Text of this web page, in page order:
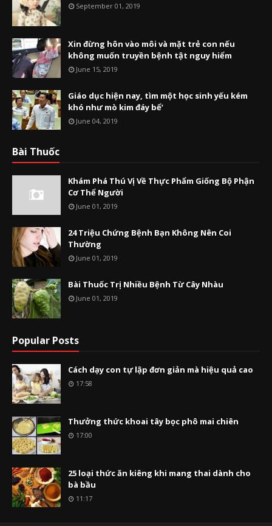
September 01, 2019
Xin đừng hôn vào môi và mặt trẻ con nếu
không muốn truyền bệnh tật nguy hiểm
June 15, 2019
Giáo dục hiện nay, tìm một học sinh yếu kém
khó như mò kim đáy bể’
June 04, 2019
Bài Thuốc
Khám Phá Thú Vị Về Thực Phẩm Giống Bộ Phận
Cơ Thể Người
June 01, 2019
24 Triệu Chứng Bệnh Bạn Không Nên Coi
Thường
June 01, 2019
Bài Thuốc Trị Nhiều Bệnh Từ Cây Nhàu
June 01, 2019
Popular Posts
Cách dạy con tự lập đơn giản mà hiệu quả cao
17:58
Thưởng thức khoai tây bọc phô mai chiên
17:00
25 loại thức ăn kiêng khi mang thai dành cho
bà bầu
11:17